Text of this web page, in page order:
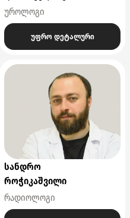
უროლოგი
უფრო დეტალური
სანდრო
როჭიკაშვილი
რადიოლოგი